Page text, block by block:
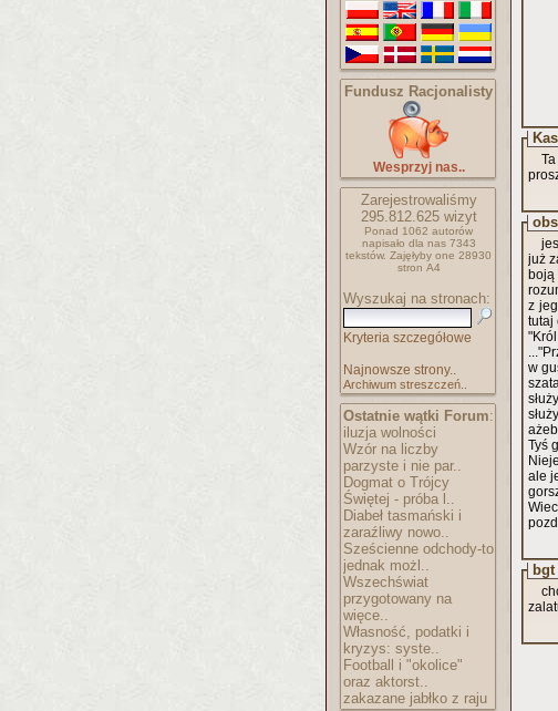
Fundusz Racjonalisty
Wesprzyj nas..
Zarejestrowaliśmy
295.812.625wizyt
Ponad 1062 autorów
napisało dla nas 7343
tekstów. Zajęłyby one 28930
stron A4
Wyszukaj na stronach:
Kryteria szczegółowe
Najnowsze strony..
Archiwum streszczeń..
Ostatnie wątki Forum:
iluzja wolności
Wzór na liczby
parzyste i nie par..
Dogmat o Trójcy
Świętej - próba l..
Diabeł tasmański i
zaraźliwy nowo..
Sześcienne odchody-to
jednak możl..
Wszechświat
przygotowany na
więce..
Własność, podatki i
kryzys: syste..
Football i "okolice"
oraz aktorst..
zakazane jabłko z raju
już
z
tutaj
w
Tyś
ale